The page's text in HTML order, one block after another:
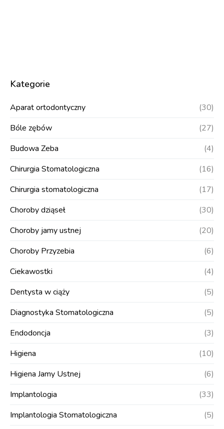
Kategorie
Aparat ortodontyczny
(30)
Bóle zębów
(27)
Budowa Zeba
(4)
Chirurgia Stomatologiczna
(16)
Chirurgia stomatologiczna
(17)
Choroby dziąseł
(30)
Choroby jamy ustnej
(20)
Choroby Przyzebia
(6)
Ciekawostki
(4)
Dentysta w ciąży
(5)
Diagnostyka Stomatologiczna
(5)
Endodoncja
(3)
Higiena
(10)
Higiena Jamy Ustnej
(6)
Implantologia
(33)
Implantologia Stomatologiczna
(5)